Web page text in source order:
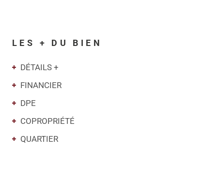
LES + DU BIEN
DÉTAILS +
FINANCIER
DPE
COPROPRIÉTÉ
QUARTIER